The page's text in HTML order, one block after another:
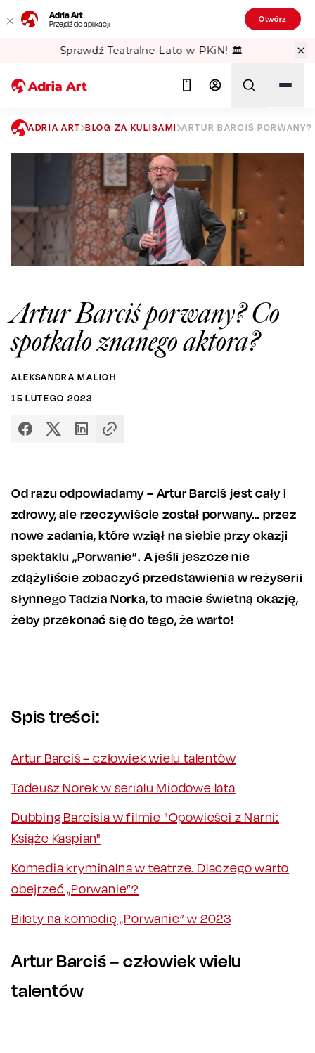
Adria Art
Przejdź do aplikacji Otwórz
Gipsy Kings w TAURON Arena Kraków!
Szukaj
ADRIA ART BLOG ZA KULISAMI ARTUR BARCIŚ
Artur Barciś porwany? Co
spotkało znanego aktora?
ALEKSANDRA MALICH
15 LUTEGO 2023
Od razu odpowiadamy – Artur Barciś jest cały i
zdrowy, ale rzeczywiście został porwany… przez
nowe zadania, które wziął na siebie przy okazji
spektaklu „Porwanie”. A jeśli jeszcze nie
zdążyliście zobaczyć przedstawienia w reżyserii
słynnego Tadzia Norka, to macie świetną okazję,
żeby przekonać się do tego, że warto!
Spis treści:
Artur Barciś – człowiek wielu talentów
Tadeusz Norek w serialu Miodowe lata
Dubbing Barcisia w filmie "Opowieści z Narni:
Książe Kaspian"
Komedia kryminalna w teatrze. Dlaczego warto
obejrzeć „Porwanie”?
Bilety na komedię „Porwanie” w 2023
Artur Barciś – człowiek wielu
talentów